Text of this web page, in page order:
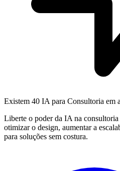
Existem 40 IA para Consultoria em
Liberte o poder da IA na
otimizar o design, aumentar a
para soluções sem costura.